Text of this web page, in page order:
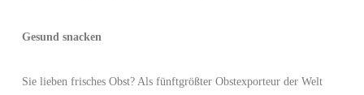
Gesund snacken
Sie lieben frisches Obst? Als fünftgrößter Obstexporteur der Welt